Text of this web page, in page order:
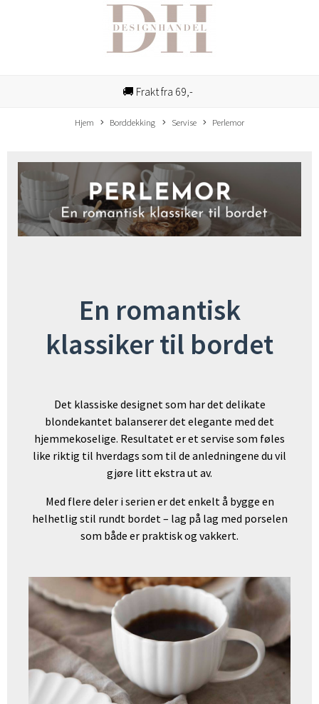
🚚 Frakt fra 69,-
Hjem Borddekking Servise Perlemor
En romantisk
klassiker til bordet
Det klassiske designet som har det delikate
blondekantet balanserer det elegante med det
hjemmekoselige. Resultatet er et servise som føles
like riktig til hverdags som til de anledningene du vil
gjøre litt ekstra ut av.
Med flere deler i serien er det enkelt å bygge en
helhetlig stil rundt bordet – lag på lag med porselen
som både er praktisk og vakkert.